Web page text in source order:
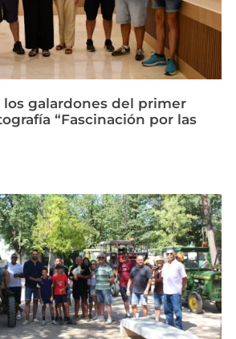
galardones del primer
“Fascinación por las